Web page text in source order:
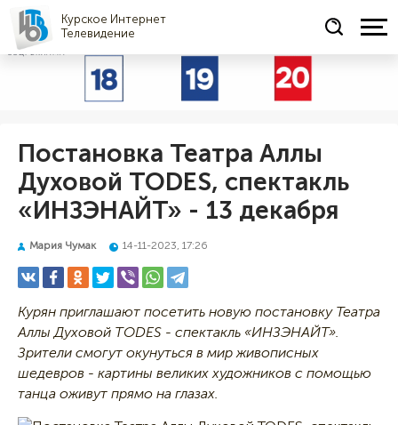
Курское Интернет
Телевидение
СОЦРЕКЛАМА
Постановка Театра Аллы
Духовой TODES, спектакль
«ИНЗЭНАЙТ» - 13 декабря
Мария Чумак 14-11-2023, 17:26
Курян приглашают посетить новую постановку Театра
Аллы Духовой TODES - спектакль «ИНЗЭНАЙТ».
Зрители смогут окунуться в мир живописных
шедевров - картины великих художников с помощью
танца оживут прямо на глазах.